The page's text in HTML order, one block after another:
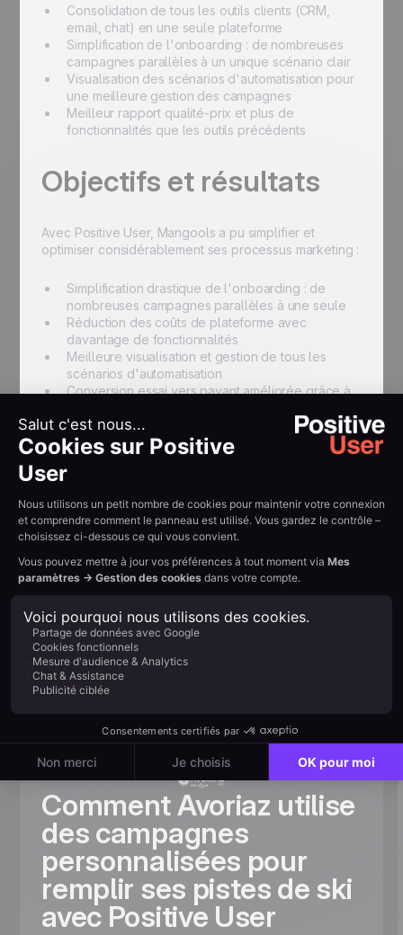
Résumer avec l'IA :
Example H2
Consolidation de tous les outils clients (CRM,
email, chat) en une seule plateforme
Simplification de l'onboarding : de nombreuses
campagnes parallèles à un unique scénario clair
Visualisation des scénarios d'automatisation pour
une meilleure gestion des campagnes
Meilleur rapport qualité-prix et plus de
fonctionnalités que les outils précédents
Objectifs et résultats
Avec Positive User, Mangools a pu simplifier et
optimiser considérablement ses processus marketing :
Simplification drastique de l'onboarding : de
nombreuses campagnes parallèles à une seule
Réduction des coûts de plateforme avec
davantage de fonctionnalités
Meilleure visualisation et gestion de tous les
scénarios d'automatisation
Conversion essai vers payant améliorée grâce à
{{QUOTE-TESTI-2}}
Read othercustomer
stories
Comment Avoriaz utilise
des campagnes
personnalisées pour
remplir ses pistes de ski
avec Positive User